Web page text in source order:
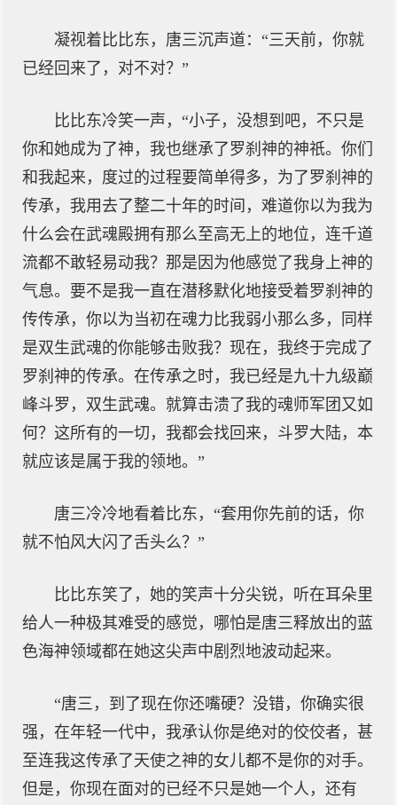
凝视着比比东，唐三沉声道：“三天前，你就
已经回来了，对不对？”
比比东冷笑一声，“小子，没想到吧，不只是
你和她成为了神，我也继承了罗刹神的神祇。你们
和我起来，度过的过程要简单得多，为了罗刹神的
传承，我用去了整二十年的时间，难道你以为我为
什么会在武魂殿拥有那么至高无上的地位，连千道
流都不敢轻易动我？那是因为他感觉了我身上神的
气息。要不是我一直在潜移默化地接受着罗刹神的
传传承，你以为当初在魂力比我弱小那么多，同样
是双生武魂的你能够击败我？现在，我终于完成了
罗刹神的传承。在传承之时，我已经是九十九级巅
峰斗罗，双生武魂。就算击溃了我的魂师军团又如
何？这所有的一切，我都会找回来，斗罗大陆，本
就应该是属于我的领地。”
唐三冷冷地看着比东，“套用你先前的话，你
就不怕风大闪了舌头么？”
比比东笑了，她的笑声十分尖锐，听在耳朵里
给人一种极其难受的感觉，哪怕是唐三释放出的蓝
色海神领域都在她这尖声中剧烈地波动起来。
“唐三，到了现在你还嘴硬？没错，你确实很
强，在年轻一代中，我承认你是绝对的佼佼者，甚
至连我这传承了天使之神的女儿都不是你的对手。
但是，你现在面对的已经不只是她一个人，还有